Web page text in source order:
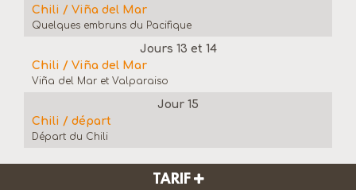
Chili / Viña del Mar
Quelques embruns du Pacifique
Jours 13 et 14
Chili / Viña del Mar
Viña del Mar et Valparaiso
Jour 15
Chili / départ
Départ du Chili
TARIF